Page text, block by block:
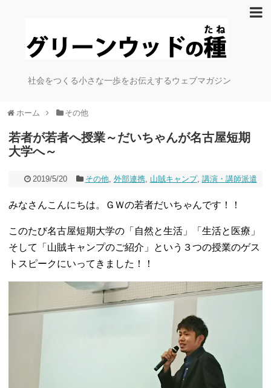
社会をつくる小さな一歩をお伝えするウェブマガジン
ホーム その他
若者が若者へ授業～だいちゃんが名古屋短期
大学へ～
2019/5/20 その他, 外部連携, 山賊キャンプ, 講演・講師派遣
みなさんこんにちは。ＧＷの若者だいちゃんです！！
このたび名古屋短期大学の「自然と生活」「生活と医療」
そして「山賊キャンプのご紹介」という３つの授業のゲス
トスピークにいってきました！！